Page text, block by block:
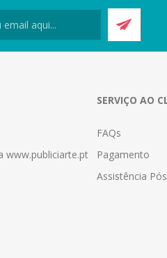
www.publiciarte.pt
SERVIÇO AO
FAQs
Pagamento
Assistência